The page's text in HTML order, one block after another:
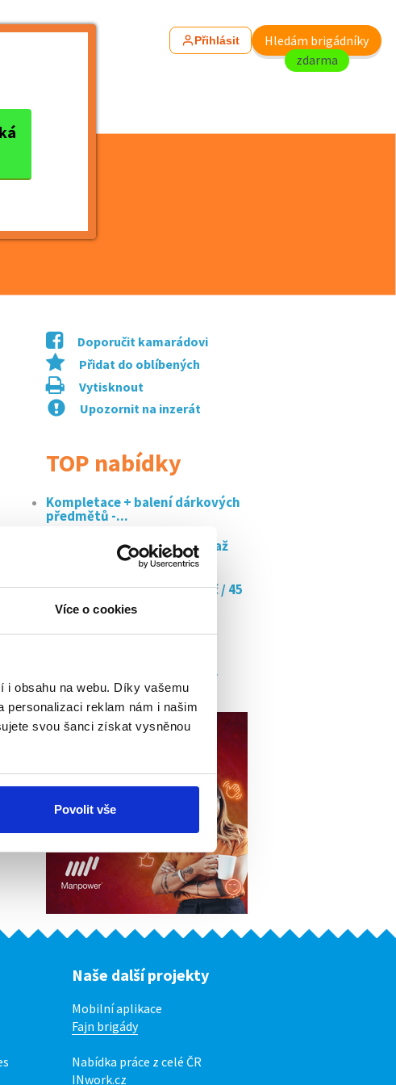
Více o cookies
i obsahu na webu. Díky vašemu
personalizaci reklam nám i našim
svou šanci získat vysněnou
Povolit vše
Přihlásit
Hledám brigádníky
zdarma
Doporučit kamarádovi
Přidat do oblíbených
Vytisknout
Upozornit na inzerát
TOP nabídky
Kompletace + balení dárkových
předmětů -...
Skvělá brigáda - hosteska - až
Doučujte s námi až za 350 kč / 45
min
Flexibilní brigáda v brně na
Junior hospitality manager
Naše další projekty
Mobilní aplikace
Fajn brigády
Nabídka práce z celé ČR
INwork.cz